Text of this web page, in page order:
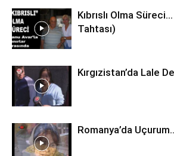
Kıbrıslı Olma
Tahtası)
Kırgızistan’da Lale
Romanya’da